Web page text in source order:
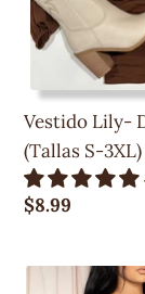
3XL)
Vestido Lily-
(Tallas S-3XL)
Precio
$8.99
Vestido